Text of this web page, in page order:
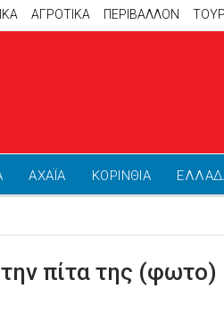
ΑΓΡΟΤΙΚΑ ΠΕΡΙΒΑΛΛΟΝ
ΑΧΑΪΑ ΚΟΡΙΝΘΙΑ
πίτα της (φωτο)